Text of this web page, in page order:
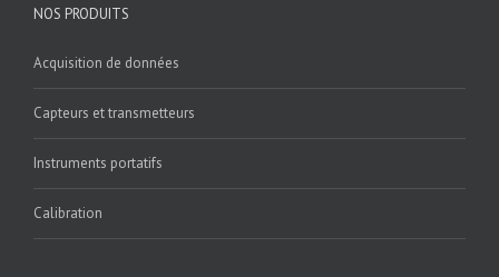
NOS PRODUITS
Acquisition de données
Capteurs et transmetteurs
Instruments portatifs
Calibration